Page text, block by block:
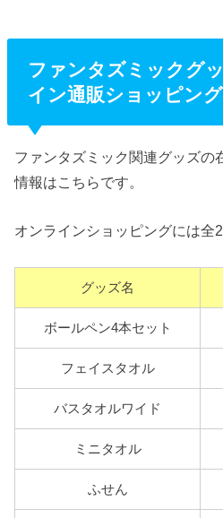
ファンタズミックグ
イン通販ショッピング
ファンタズミック関連グッズの
情報はこちらです。
オンラインショッピングには全
グッズ名
ボールペン4本セット
フェイスタオル
バスタオルワイド
ミニタオル
ふせん